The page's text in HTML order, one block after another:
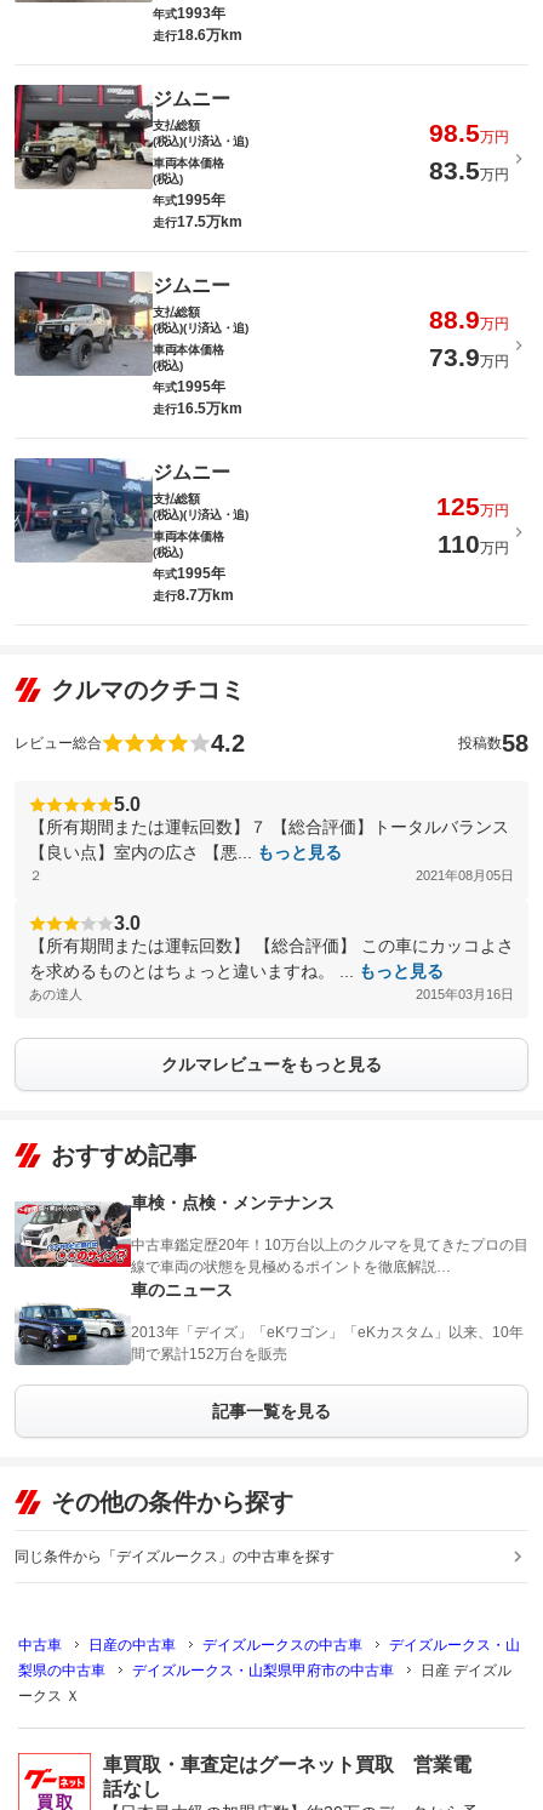
年式1993年
走行18.6万km
ジムニー
支払総額
(税込)(リ済込・追)
98.5万円
車両本体価格
(税込)
83.5万円
年式1995年
走行17.5万km
ジムニー
支払総額
(税込)(リ済込・追)
88.9万円
車両本体価格
(税込)
73.9万円
年式1995年
走行16.5万km
ジムニー
支払総額
(税込)(リ済込・追)
125万円
車両本体価格
(税込)
110万円
年式1995年
走行8.7万km
クルマのクチコミ
レビュー総合 4.2 投稿数58
5.0
【所有期間または運転回数】７ 【総合評価】トータルバランス
【良い点】室内の広さ 【悪...
もっと見る
２ 2021年08月05日
3.0
【所有期間または運転回数】 【総合評価】 この車にカッコよさ
を求めるものとはちょっと違いますね。 ...
もっと見る
あの達人 2015年03月16日
クルマレビューをもっと見る
おすすめ記事
車検・点検・メンテナンス
中古車鑑定歴20年！10万台以上のクルマを見てきたプロの目
線で車両の状態を見極めるポイントを徹底解説…
車のニュース
2013年「デイズ」「eKワゴン」「eKカスタム」以来、10年
間で累計152万台を販売
記事一覧を見る
その他の条件から探す
同じ条件から「デイズルークス」の中古車を探す
中古車 日産の中古車 デイズルークスの中古車
デイズルークス・山
梨県の中古車
デイズルークス・山梨県甲府市の中古車
日産 デイズル
ークス Ｘ
車買取・車査定はグーネット買取 営業電
話なし